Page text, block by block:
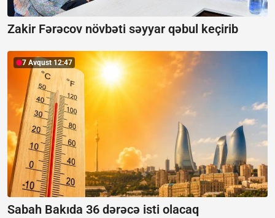
Zakir Fərəcov növbəti səyyar qəbul keçirib
7 Avqust 12:47
Sabah Bakıda 36 dərəcə isti olacaq